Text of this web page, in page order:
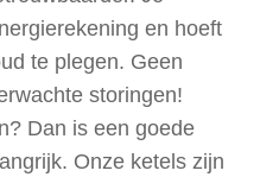
en hoeft
te plegen. Geen
storingen!
Dan is een goede
Onze ketels zijn